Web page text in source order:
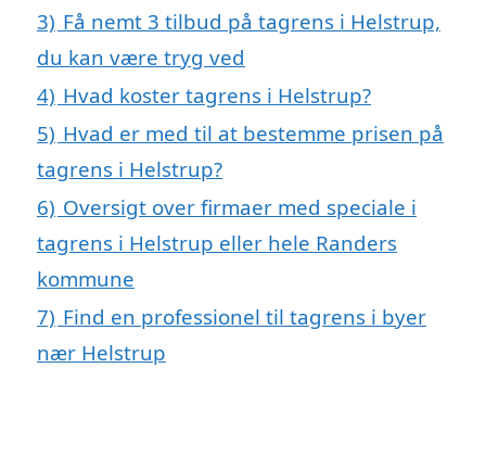
3) Få nemt 3 tilbud på tagrens i Helstrup,
du kan være tryg ved
4) Hvad koster tagrens i Helstrup?
5) Hvad er med til at bestemme prisen på
tagrens i Helstrup?
6) Oversigt over firmaer med speciale i
tagrens i Helstrup eller hele Randers
kommune
7) Find en professionel til tagrens i byer
nær Helstrup